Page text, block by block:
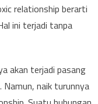
relationship berarti
ini terjadi tanpa
akan terjadi pasang
Namun, naik turunnya